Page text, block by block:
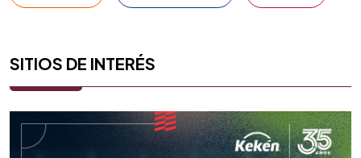
SITIOS DE INTERÉS